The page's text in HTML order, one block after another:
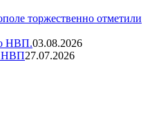
торжественно отметили
НВП.03.08.2026
НВП27.07.2026